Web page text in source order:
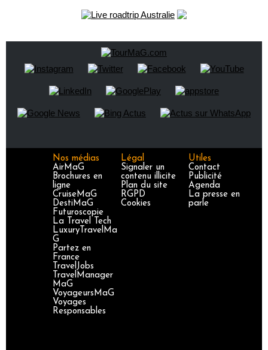
Nos médias
AirMaG
Brochures en
ligne
CruiseMaG
DestiMaG
Futuroscopie
La Travel Tech
LuxuryTravelMa
G
Partez en
France
TravelJobs
TravelManager
MaG
VoyageursMaG
Voyages
Responsables
Légal
Signaler un
contenu illicite
Plan du site
RGPD
Cookies
Utiles
Contact
Publicité
Agenda
La presse en
parle